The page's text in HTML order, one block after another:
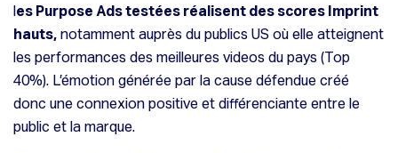
les Purpose Ads testées réalisent des scores Imprint
hauts,notamment auprès du publics US où elle atteignent
les performances des meilleures videos du pays (Top
40%). L’émotion générée par la cause défendue créé
donc une connexion positive et différenciante entre le
public et la marque.